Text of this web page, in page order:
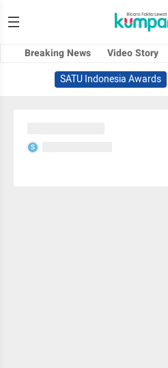
Breaking News Video Story
SATU Indonesia Awards
S